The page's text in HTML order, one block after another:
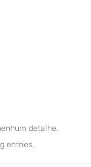
detalhe.
entries.